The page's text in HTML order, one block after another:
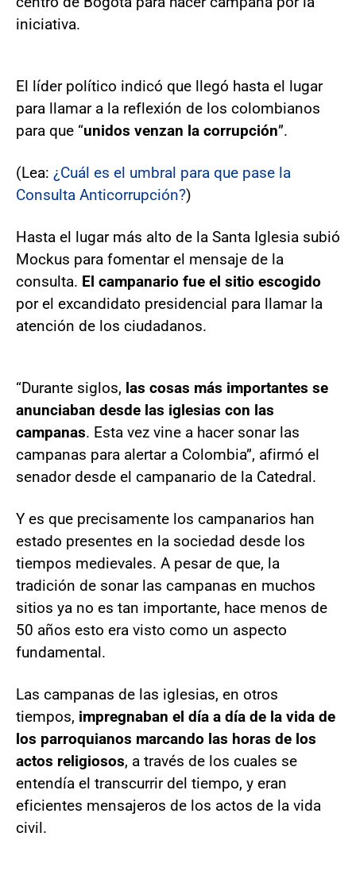
iniciativa.
El líder político indicó que llegó hasta el lugar
para llamar a la reflexión de los colombianos
para que “unidos venzan la corrupción”.
(Lea: ¿Cuál es el umbral para que pase la
Consulta Anticorrupción?)
Hasta el lugar más alto de la Santa Iglesia subió
Mockus para fomentar el mensaje de la
consulta. El campanario fue el sitio escogido
por el excandidato presidencial para llamar la
atención de los ciudadanos.
“Durante siglos, las cosas más importantes se
anunciaban desde las iglesias con las
campanas. Esta vez vine a hacer sonar las
campanas para alertar a Colombia”, afirmó el
senador desde el campanario de la Catedral.
Y es que precisamente los campanarios han
estado presentes en la sociedad desde los
tiempos medievales. A pesar de que, la
tradición de sonar las campanas en muchos
sitios ya no es tan importante, hace menos de
50 años esto era visto como un aspecto
fundamental.
Las campanas de las iglesias, en otros
tiempos, impregnaban el día a día de la vida de
los parroquianos marcando las horas de los
actos religiosos, a través de los cuales se
entendía el transcurrir del tiempo, y eran
eficientes mensajeros de los actos de la vida
civil.